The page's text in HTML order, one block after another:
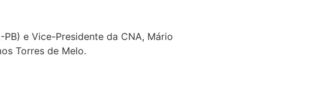
e Vice-Presidente da CNA, Mário
Torres de Melo.